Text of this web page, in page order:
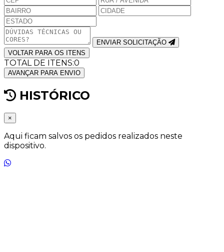
ENVIAR SOLICITAÇÃO
VOLTAR PARA OS ITENS
TOTAL DE ITENS:0
AVANÇAR PARA ENVIO
HISTÓRICO
×
Aqui ficam salvos os pedidos realizados neste
dispositivo.